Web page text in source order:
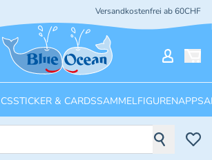
Versandkostenfrei ab 60CHF
Startseite
STICKER & CARDSSAMMELFIGURENAPPS